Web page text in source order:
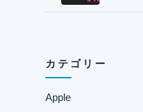
カテゴリー
Apple